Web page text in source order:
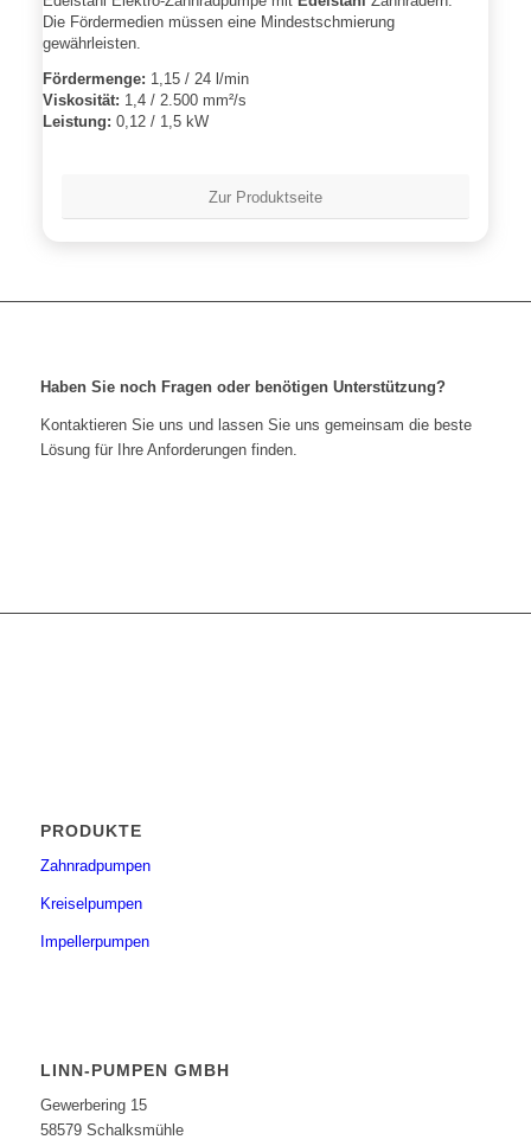
Die Fördermedien müssen eine Mindestschmierung
gewährleisten.
Fördermenge: 1,15 / 24 l/min
Viskosität: 1,4 / 2.500 mm²/s
Leistung: 0,12 / 1,5 kW
Zur Produktseite
Haben Sie noch Fragen oder benötigen Unterstützung?
Kontaktieren Sie uns und lassen Sie uns gemeinsam die beste
Lösung für Ihre Anforderungen finden.
PRODUKTE
Zahnradpumpen
Kreiselpumpen
Impellerpumpen
LINN-PUMPEN GMBH
Gewerbering 15
58579 Schalksmühle